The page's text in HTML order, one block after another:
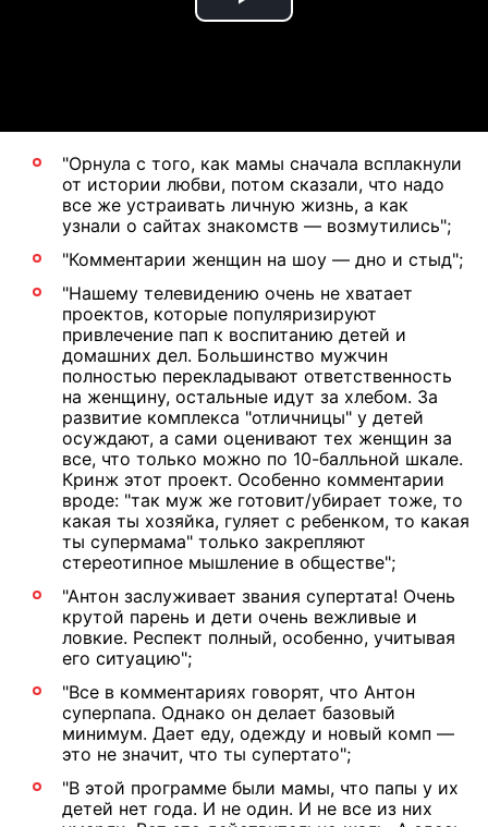
Play
"Орнула с того, как мамы сначала всплакнули
от истории любви, потом сказали, что надо
все же устраивать личную жизнь, а как
узнали о сайтах знакомств — возмутились";
"Комментарии женщин на шоу — дно и стыд";
"Нашему телевидению очень не хватает
проектов, которые популяризируют
привлечение пап к воспитанию детей и
домашних дел. Большинство мужчин
полностью перекладывают ответственность
на женщину, остальные идут за хлебом. За
развитие комплекса "отличницы" у детей
осуждают, а сами оценивают тех женщин за
все, что только можно по 10-балльной шкале.
Кринж этот проект. Особенно комментарии
вроде: "так муж же готовит/убирает тоже, то
какая ты хозяйка, гуляет с ребенком, то какая
ты супермама" только закрепляют
стереотипное мышление в обществе";
"Антон заслуживает звания супертата! Очень
крутой парень и дети очень вежливые и
ловкие. Респект полный, особенно, учитывая
его ситуацию";
"Все в комментариях говорят, что Антон
суперпапа. Однако он делает базовый
минимум. Дает еду, одежду и новый комп —
это не значит, что ты супертато";
"В этой программе были мамы, что папы у их
детей нет года. И не один. И не все из них